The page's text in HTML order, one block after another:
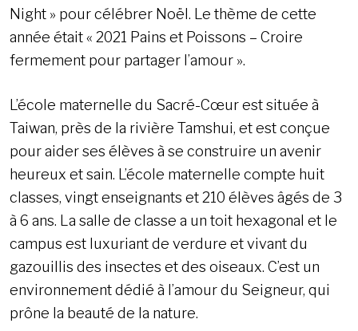
Night » pour célébrer Noël. Le thème de cette
année était « 2021 Pains et Poissons – Croire
fermement pour partager l’amour ».
L’école maternelle du Sacré-Cœur est située à
Taiwan, près de la rivière Tamshui, et est conçue
pour aider ses élèves à se construire un avenir
heureux et sain. L’école maternelle compte huit
classes, vingt enseignants et 210 élèves âgés de 3
à 6 ans. La salle de classe a un toit hexagonal et le
campus est luxuriant de verdure et vivant du
gazouillis des insectes et des oiseaux. C’est un
environnement dédié à l’amour du Seigneur, qui
prône la beauté de la nature.